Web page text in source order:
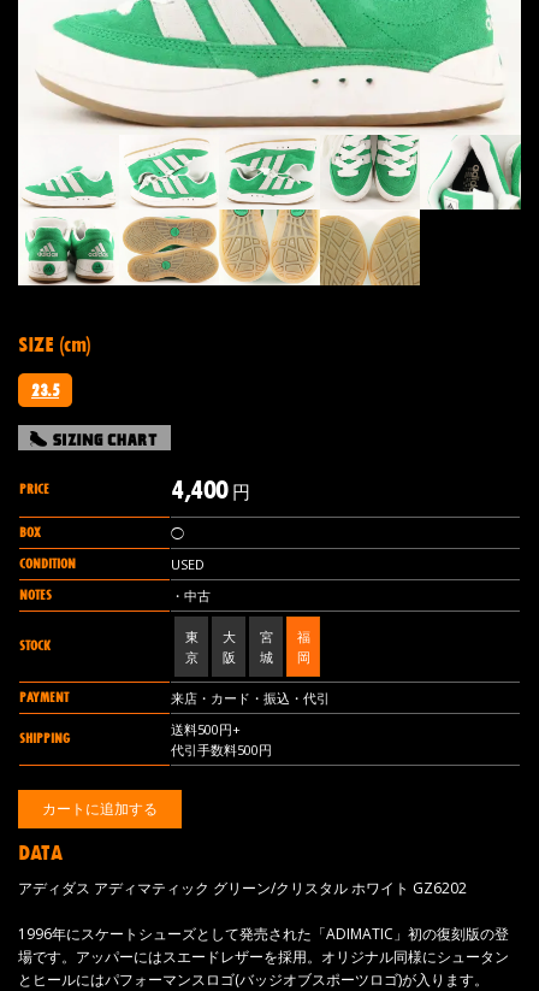
SIZE (cm)
23.5
PRICE 4,400円
BOX ◯
CONDITION USED
NOTES ・中古
STOCK
東
京
大
阪
宮
城
福
岡
PAYMENT 来店・カード・振込・代引
SHIPPING
送料500円+
代引手数料500円
DATA
アディダス アディマティック グリーン/クリスタル ホワイト GZ6202
1996年にスケートシューズとして発売された「ADIMATIC」初の復刻版の登
場です。アッパーにはスエードレザーを採用。オリジナル同様にシュータン
とヒールにはパフォーマンスロゴ(バッジオブスポーツロゴ)が入ります。